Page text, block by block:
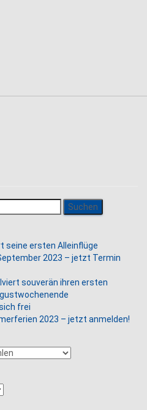
seine ersten Alleinflüge
2023 – jetzt Termin
souverän ihren ersten
frei
2023 – jetzt anmelden!